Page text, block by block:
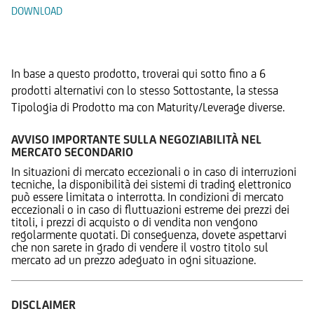
DOWNLOAD
In base a questo prodotto, troverai qui sotto fino a 6
prodotti alternativi con lo stesso Sottostante, la stessa
Tipologia di Prodotto ma con Maturity/Leverage diverse.
AVVISO IMPORTANTE SULLA NEGOZIABILITÀ NEL
MERCATO SECONDARIO
In situazioni di mercato eccezionali o in caso di interruzioni
tecniche, la disponibilità dei sistemi di trading elettronico
può essere limitata o interrotta. In condizioni di mercato
eccezionali o in caso di fluttuazioni estreme dei prezzi dei
titoli, i prezzi di acquisto o di vendita non vengono
regolarmente quotati. Di conseguenza, dovete aspettarvi
che non sarete in grado di vendere il vostro titolo sul
mercato ad un prezzo adeguato in ogni situazione.
DISCLAIMER